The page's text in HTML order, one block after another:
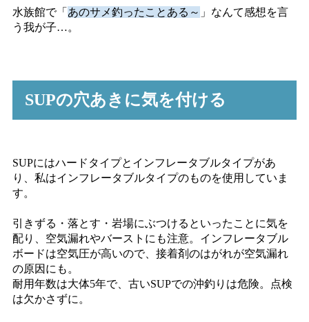
水族館で「 あのサメ釣ったことある～ 」なんて感想を言
う我が子…。
SUPの穴あきに気を付ける
SUPにはハードタイプとインフレータブルタイプがあ
り、私はインフレータブルタイプのものを使用していま
す。
引きずる・落とす・岩場にぶつけるといったことに気を
配り、空気漏れやバーストにも注意。インフレータブル
ボードは空気圧が高いので、接着剤のはがれが空気漏れ
の原因にも。
耐用年数は大体5年で、古いSUPでの沖釣りは危険。点検
は欠かさずに。